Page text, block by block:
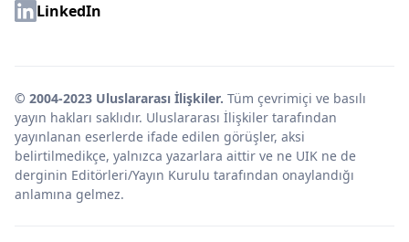
LinkedIn
© 2004-2023 Uluslararası İlişkiler. Tüm çevrimiçi ve basılı
yayın hakları saklıdır. Uluslararası İlişkiler tarafından
yayınlanan eserlerde ifade edilen görüşler, aksi
belirtilmedikçe, yalnızca yazarlara aittir ve ne UIK ne de
derginin Editörleri/Yayın Kurulu tarafından onaylandığı
anlamına gelmez.